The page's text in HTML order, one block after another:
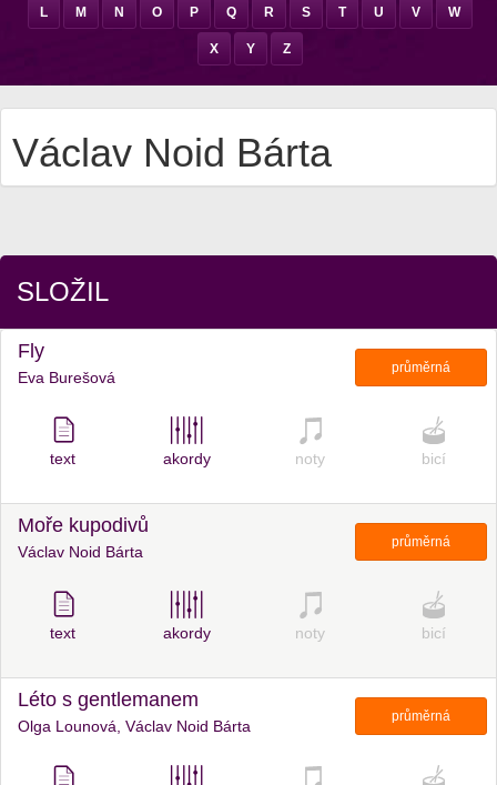
L M N O P Q R S T U V W
X Y Z
Václav Noid Bárta
SLOŽIL
Fly
Eva Burešová
průměrná
text akordy noty bicí
Moře kupodivů
Václav Noid Bárta
průměrná
text akordy noty bicí
Léto s gentlemanem
Olga Lounová, Václav Noid Bárta
průměrná